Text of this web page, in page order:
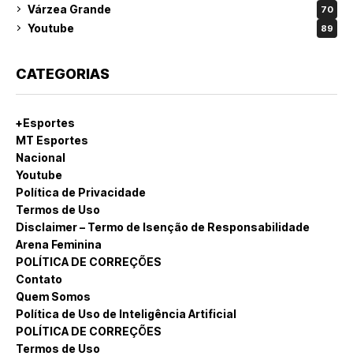
Várzea Grande 70
Youtube 89
CATEGORIAS
+Esportes
MT Esportes
Nacional
Youtube
Política de Privacidade
Termos de Uso
Disclaimer – Termo de Isenção de Responsabilidade
Arena Feminina
POLÍTICA DE CORREÇÕES
Contato
Quem Somos
Política de Uso de Inteligência Artificial
POLÍTICA DE CORREÇÕES
Termos de Uso